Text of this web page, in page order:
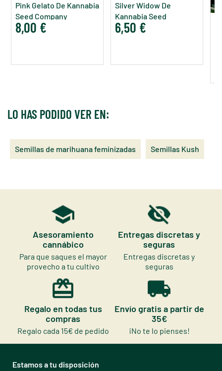
Pink Gelato De Kannabia
Seed Company
8,00 €
Silver Widow De
Kannabia Seed
Company
6,50 €
LO HAS PODIDO VER EN:
Semillas de marihuana feminizadas Semillas Kush
Asesoramiento
cannábico
Para que saques el mayor
provecho a tu cultivo
Entregas discretas y
seguras
Entregas discretas y
seguras
Regalo en todas tus
compras
Regalo cada 15€ de pedido
Envío gratis a partir de
35€
¡No te lo pienses!
Estamos a tu disposición